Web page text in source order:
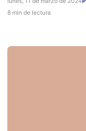
8 min de lectura